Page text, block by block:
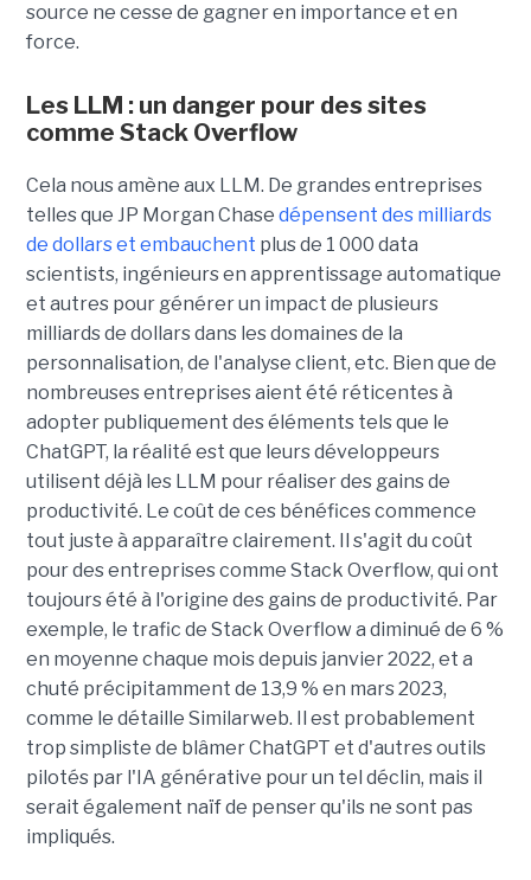
source ne cesse de gagner en importance et en
force.
Les LLM : un danger pour des sites
comme Stack Overflow
Cela nous amène aux LLM. De grandes entreprises
telles que JP Morgan Chase dépensent des milliards
de dollars et embauchent plus de 1 000 data
scientists, ingénieurs en apprentissage automatique
et autres pour générer un impact de plusieurs
milliards de dollars dans les domaines de la
personnalisation, de l'analyse client, etc. Bien que de
nombreuses entreprises aient été réticentes à
adopter publiquement des éléments tels que le
ChatGPT, la réalité est que leurs développeurs
utilisent déjà les LLM pour réaliser des gains de
productivité. Le coût de ces bénéfices commence
tout juste à apparaître clairement. Il s'agit du coût
pour des entreprises comme Stack Overflow, qui ont
toujours été à l'origine des gains de productivité. Par
exemple, le trafic de Stack Overflow a diminué de 6 %
en moyenne chaque mois depuis janvier 2022, et a
chuté précipitamment de 13,9 % en mars 2023,
comme le détaille Similarweb. Il est probablement
trop simpliste de blâmer ChatGPT et d'autres outils
pilotés par l'IA générative pour un tel déclin, mais il
serait également naïf de penser qu'ils ne sont pas
impliqués.